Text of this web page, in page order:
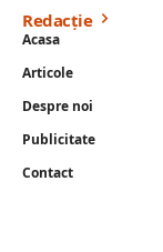
Redacție
Acasa
Articole
Despre noi
Publicitate
Contact